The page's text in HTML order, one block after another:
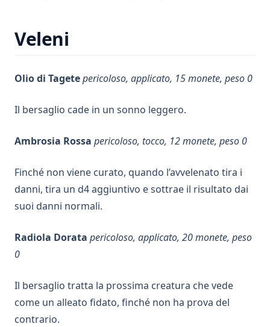
Veleni
Olio di Tagetepericoloso, applicato, 15 monete, peso 0
Il bersaglio cade in un sonno leggero.
Ambrosia Rossa pericoloso, tocco, 12 monete, peso 0
Finché non viene curato, quando l’avvelenato tira i
danni, tira un d4 aggiuntivo e sottrae il risultato dai
suoi danni normali.
Radiola Dorata pericoloso, applicato, 20 monete, peso
0
Il bersaglio tratta la prossima creatura che vede
come un alleato fidato, finché non ha prova del
contrario.